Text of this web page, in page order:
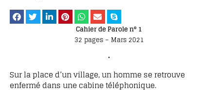
Cahier de Parole n° 1
32 pages – Mars 2021
•
Sur la place d’un village, un homme se retrouve
enfermé dans une cabine téléphonique.